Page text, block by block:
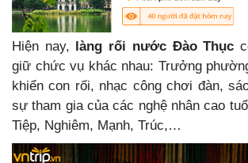
Hiện nay, làng rối nước Đào Thục
giữ chức vụ khác nhau: Trưởng
khiển con rối, nhạc công chơi đàn,
sự tham gia của các nghệ nhân cao
Tiệp, Nghiêm, Mạnh, Trúc,…